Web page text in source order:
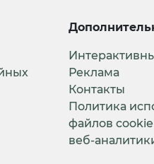
Реклама
Контакты
Политика
файлов
веб-